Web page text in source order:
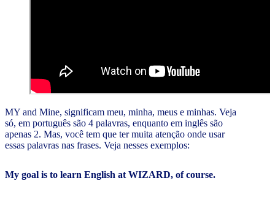
MY and Mine, significam meu, minha, meus e minhas. Veja
só, em português são 4 palavras, enquanto em inglês são
apenas 2. Mas, você tem que ter muita atenção onde usar
essas palavras nas frases. Veja nesses exemplos:
My goal is to learn English at WIZARD, of course.